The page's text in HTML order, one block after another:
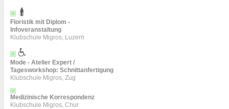
Floristik mit Diplom -
Infoveranstaltung
Klubschule Migros, Luzern
Mode - Atelier Expert /
Tagesworkshop: Schnittanfertigung
Klubschule Migros, Zug
Medizinische Korrespondenz
Klubschule Migros, Chur